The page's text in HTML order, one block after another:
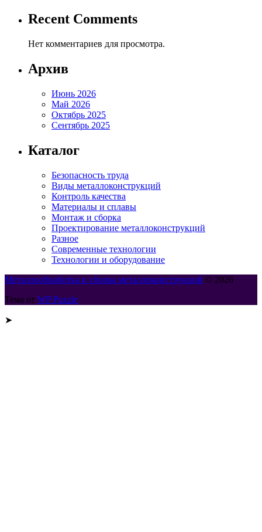
Recent Comments
Нет комментариев для просмотра.
Архив
Июнь 2026
Май 2026
Октябрь 2025
Сентябрь 2025
Каталог
Безопасность труда
Виды металлоконструкций
Контроль качества
Материалы и сплавы
Монтаж и сборка
Проектирование металлоконструкций
Разное
Современные технологии
Технологии и оборудование
Металлообработка и сборка металлоконструкций © 2026
Тема от WP Puzzle
➤